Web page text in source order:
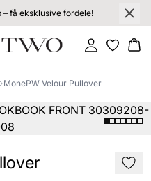
få eksklusive fordele!
Log ind
MonePW Velour Pullover